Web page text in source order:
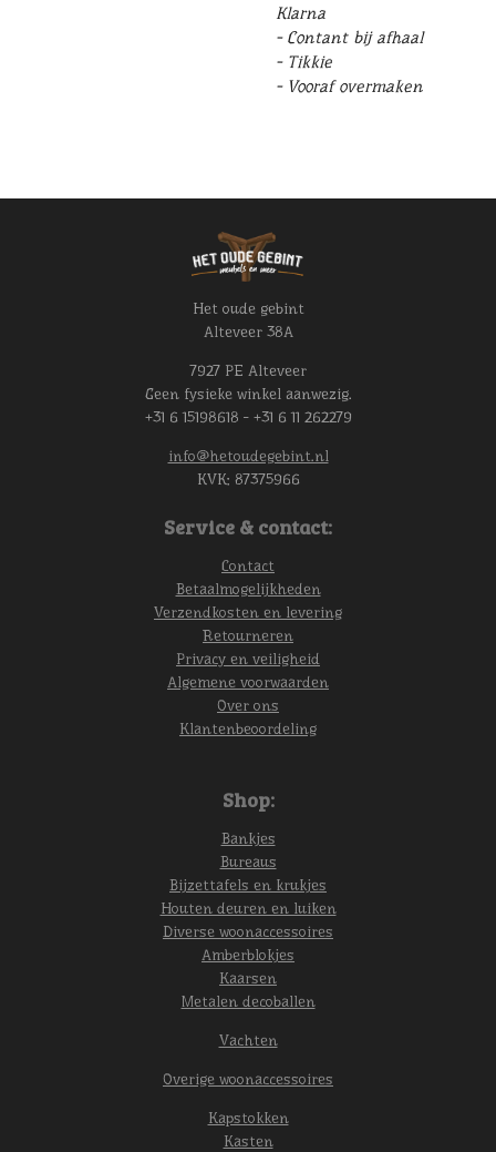
Klarna
- Contant bij afhaal
- Tikkie
- Vooraf overmaken
Het oude gebint
Alteveer 38A
7927 PE Alteveer
Geen fysieke winkel aanwezig.
+31 6 15198618 - +31 6 11 262279
info@hetoudegebint.nl
KVK: 87375966
Service & contact:
Contact
Betaalmogelijkheden
Verzendkosten en levering
Retourneren
Privacy en veiligheid
Algemene voorwaarden
Over ons
Klantenbeoordeling
Shop:
Bankjes
Bureaus
Bijzettafels en krukjes
Houten deuren en luiken
Diverse woonaccessoires
Amberblokjes
Kaarsen
Metalen decoballen
Vachten
Overige woonaccessoires
Kapstokken
Kasten